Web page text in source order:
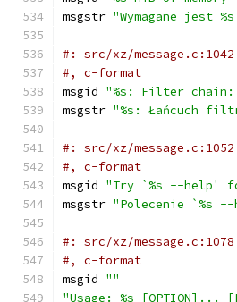
msgstr "Wymagane jest
#: src/xz/message.c:1042
#, c-format
msgid "%s: Filter chain:
msgstr "%s: Łańcuch
#: src/xz/message.c:1052
#, c-format
msgid "Try `%s --help'
msgstr "Polecenie `%s
#: src/xz/message.c:1078
#, c-format
msgid ""
"Usage: %s [OPTION]...